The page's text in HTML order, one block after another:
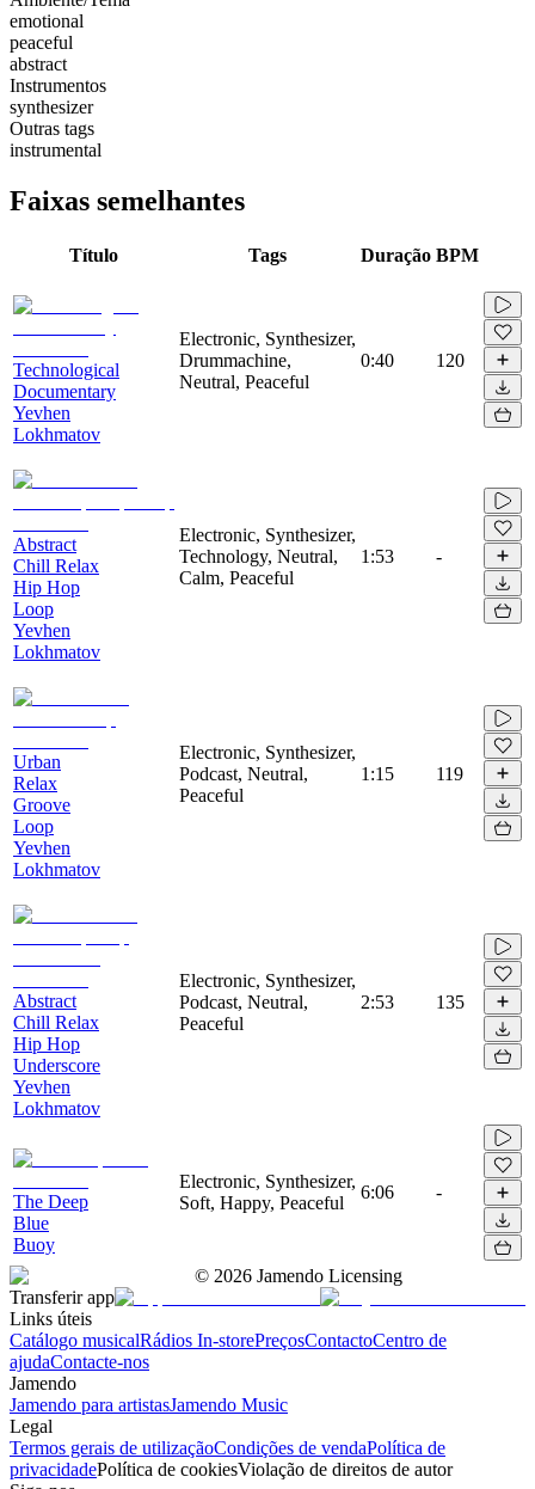
emotional
peaceful
abstract
Instrumentos
synthesizer
Outras tags
instrumental
Faixas semelhantes
Título Tags Duração BPM
Technological
Documentary
Yevhen
Lokhmatov
Electronic, Synthesizer,
Drummachine,
Neutral, Peaceful
0:40 120
Abstract
Chill Relax
Hip Hop
Loop
Yevhen
Lokhmatov
Electronic, Synthesizer,
Technology, Neutral,
Calm, Peaceful
1:53 -
Urban
Relax
Groove
Loop
Yevhen
Lokhmatov
Electronic, Synthesizer,
Podcast, Neutral,
Peaceful
1:15 119
Abstract
Chill Relax
Hip Hop
Underscore
Yevhen
Lokhmatov
Electronic, Synthesizer,
Podcast, Neutral,
Peaceful
2:53 135
The Deep
Blue
Buoy
Electronic, Synthesizer,
Soft, Happy, Peaceful
6:06 -
© 2026 Jamendo Licensing
Transferir app
Links úteis
Catálogo musicalRádios In-storePreçosContactoCentro de
ajudaContacte-nos
Jamendo
Jamendo para artistasJamendo Music
Legal
Termos gerais de utilizaçãoCondições de vendaPolítica de
privacidadePolítica de cookiesViolação de direitos de autor